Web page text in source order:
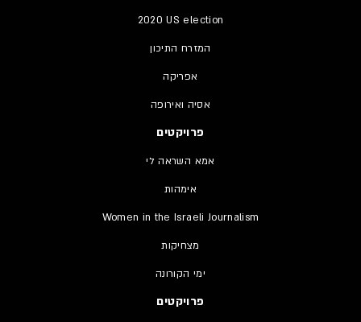
2020 US election
המזרח התיכון
אפריקה
אסיה ואירופה
פרויקטים
אמא השראה לי
אימהות
Women in the Israeli Journalism
מצחיקות
ימי הקורונה
פרויקטים